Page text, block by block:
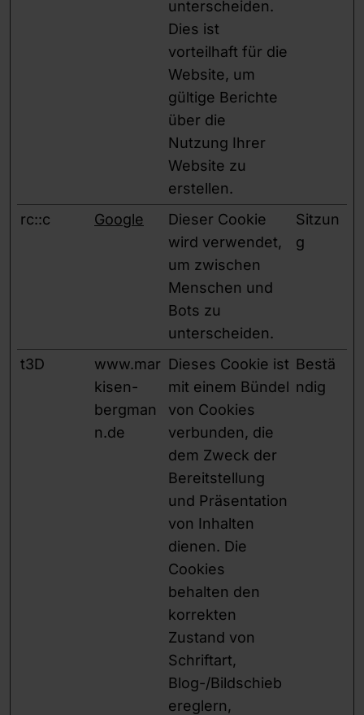
unterscheiden.
Dies ist
vorteilhaft für die
Website, um
gültige Berichte
über die
Nutzung Ihrer
Website zu
erstellen.
rc::c Google
Dieser Cookie
wird verwendet,
um zwischen
Menschen und
Bots zu
unterscheiden.
Sitzun
g
t3D
www.mar
kisen-
bergman
n.de
Dieses Cookie ist
mit einem Bündel
von Cookies
verbunden, die
dem Zweck der
Bereitstellung
und Präsentation
von Inhalten
dienen. Die
Cookies
behalten den
korrekten
Zustand von
Schriftart,
Blog-/Bildschieb
ereglern,
Bestä
ndig